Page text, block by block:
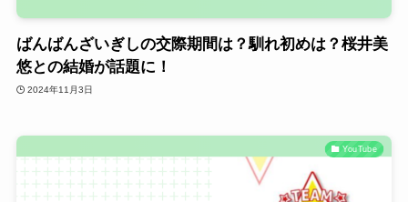
ばんばんざいぎしの交際期間は？馴れ初めは？桜井美
悠との結婚が話題に！
2024年11月3日
YouTube